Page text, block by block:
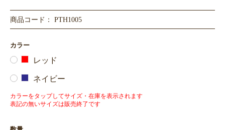
商品コード： PTH1005
カラー
レッド
ネイビー
カラーをタップしてサイズ・在庫を表示されます
表記の無いサイズは販売終了です